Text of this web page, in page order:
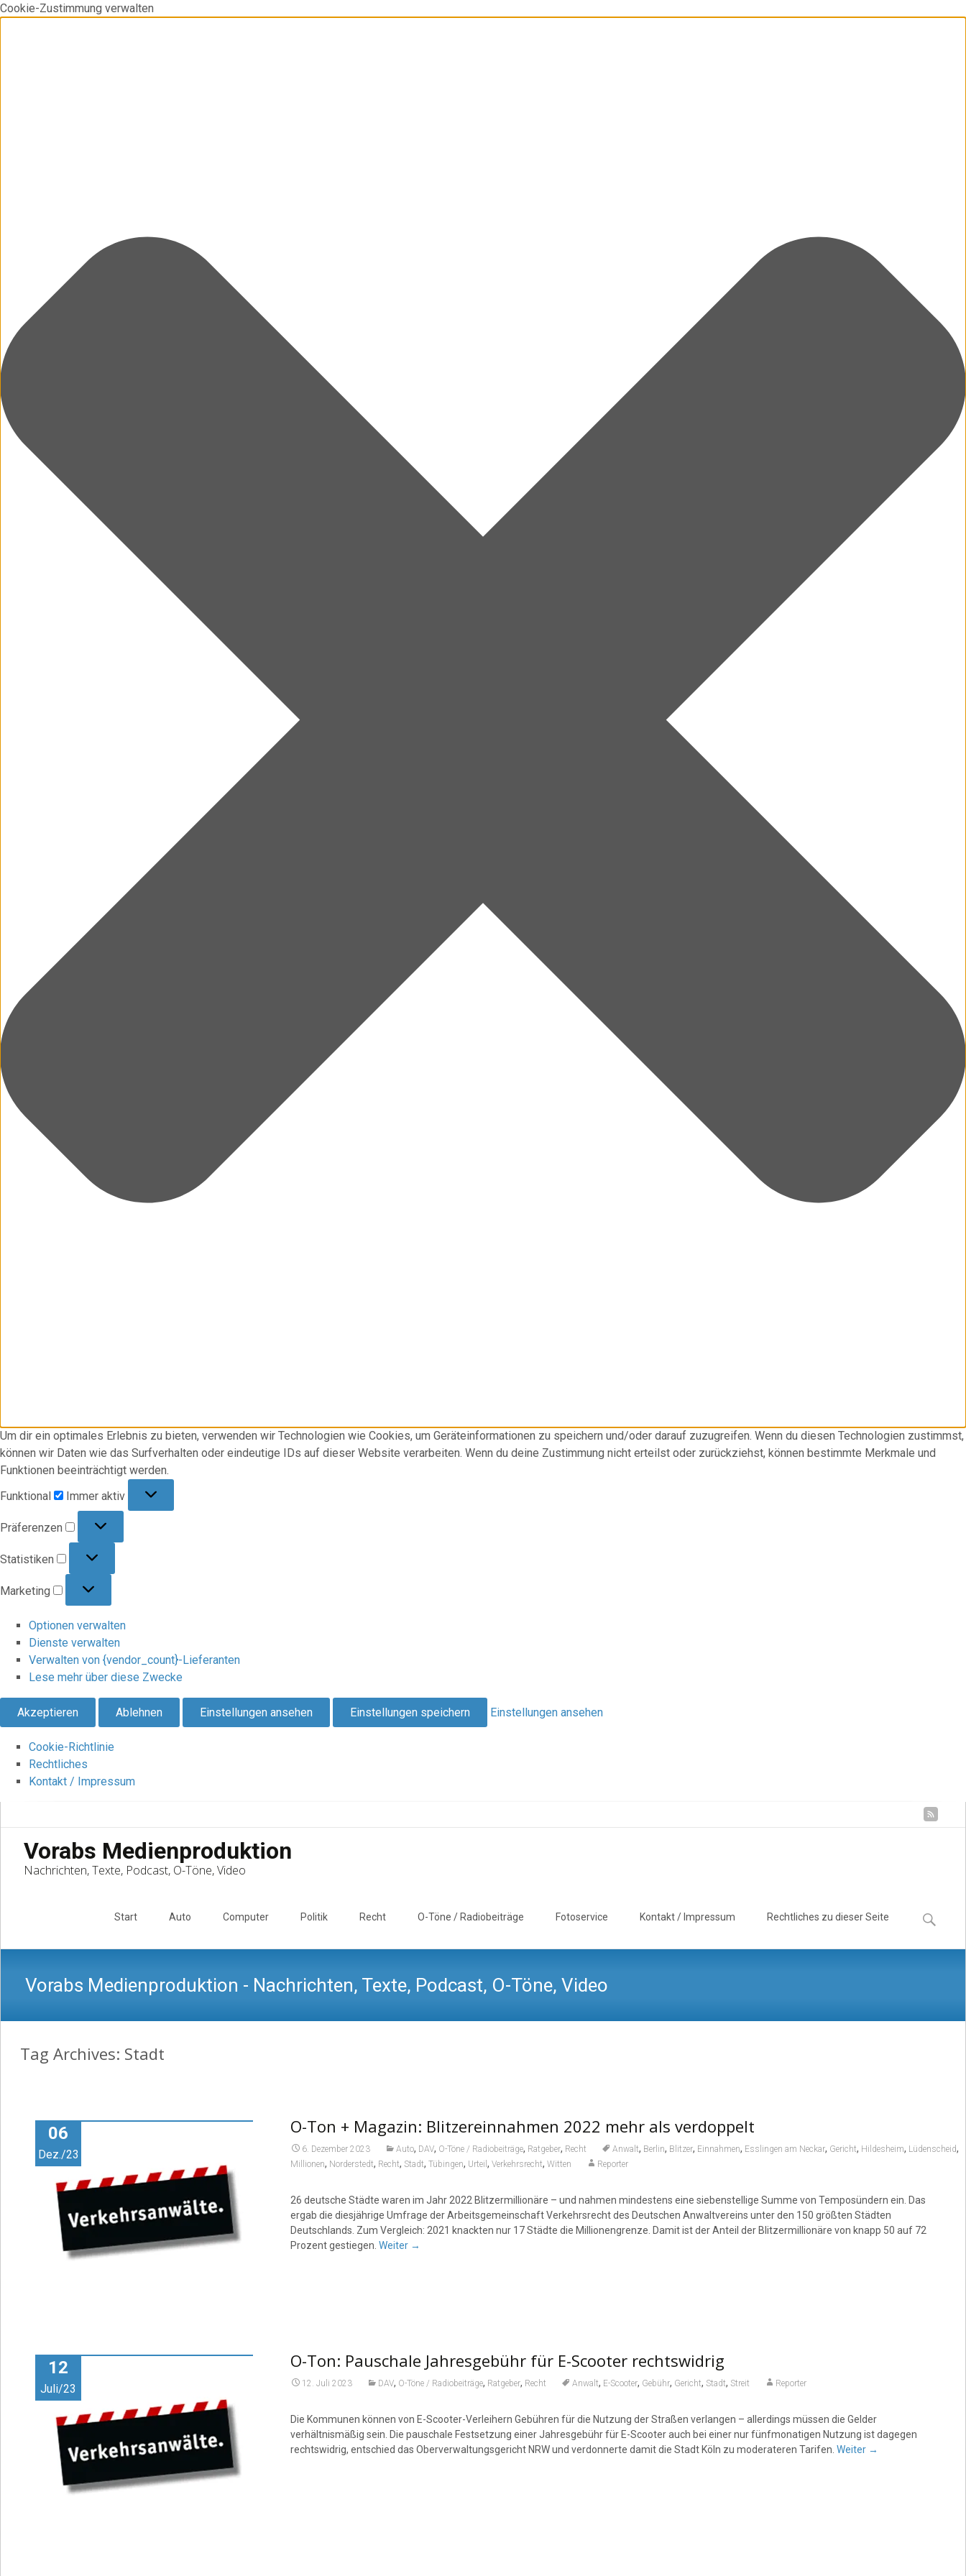
Cookie-Zustimmung verwalten
Um dir ein optimales Erlebnis zu bieten, verwenden wir Technologien wie Cookies, um Geräteinformationen zu speichern und/oder darauf zuzugreifen. Wenn du diesen Technologien zustimmst,
können wir Daten wie das Surfverhalten oder eindeutige IDs auf dieser Website verarbeiten. Wenn du deine Zustimmung nicht erteilst oder zurückziehst, können bestimmte Merkmale und
Funktionen beeinträchtigt werden.
Funktional
Immer aktiv
Präferenzen
Statistiken
Marketing
Optionen verwalten
Dienste verwalten
Verwalten von {vendor_count}-Lieferanten
Lese mehr über diese Zwecke
Akzeptieren Ablehnen Einstellungen ansehen Einstellungen speichern Einstellungen ansehen
Cookie-Richtlinie
Rechtliches
Kontakt / Impressum
Vorabs Medienproduktion
Nachrichten, Texte, Podcast, O-Töne, Video
Start Auto Computer Politik Recht O-Töne / Radiobeiträge Fotoservice Kontakt / Impressum Rechtliches zu dieser Seite
Suchen
nach:
Vorabs Medienproduktion - Nachrichten, Texte, Podcast, O-Töne, Video
Tag Archives: Stadt
06
Dez./23
O-Ton + Magazin: Blitzereinnahmen 2022 mehr als verdoppelt
6. Dezember 2023 Auto, DAV, O-Töne / Radiobeiträge, Ratgeber, Recht Anwalt, Berlin, Blitzer, Einnahmen, Esslingen am Neckar, Gericht, Hildesheim, Lüdenscheid,
Millionen, Norderstedt, Recht, Stadt, Tübingen, Urteil , Verkehrsrecht, Witten Reporter
26 deutsche Städte waren im Jahr 2022 Blitzermillionäre – und nahmen mindestens eine siebenstellige Summe von Temposündern ein. Das
ergab die diesjährige Umfrage der Arbeitsgemeinschaft Verkehrsrecht des Deutschen Anwaltvereins unter den 150 größten Städten
Deutschlands. Zum Vergleich: 2021 knackten nur 17 Städte die Millionengrenze. Damit ist der Anteil der Blitzermillionäre von knapp 50 auf 72
Prozent gestiegen. Weiter →
12
Juli/23
O-Ton: Pauschale Jahresgebühr für E-Scooter rechtswidrig
12. Juli 2023 DAV, O-Töne / Radiobeiträge, Ratgeber, Recht Anwalt, E-Scooter, Gebühr, Gericht, Stadt, Streit Reporter
Die Kommunen können von E-Scooter-Verleihern Gebühren für die Nutzung der Straßen verlangen – allerdings müssen die Gelder
verhältnismäßig sein. Die pauschale Festsetzung einer Jahresgebühr für E-Scooter auch bei einer nur fünfmonatigen Nutzung ist dagegen
rechtswidrig, entschied das Oberverwaltungsgericht NRW und verdonnerte damit die Stadt Köln zu moderateren Tarifen. Weiter →